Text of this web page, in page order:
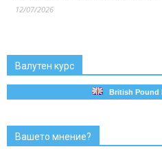
12/07/2026
Валутен курс
British Pound
Вашето мнение?